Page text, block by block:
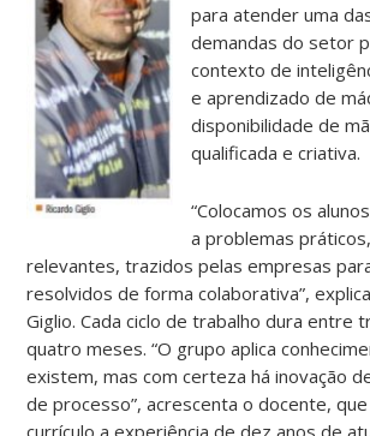
para atender uma
demandas do setor
contexto de
e aprendizado de
disponibilidade de
qualificada e criativa.
“Colocamos os
a problemas práticos,
relevantes, trazidos pelas empresas
resolvidos de forma colaborativa”,
Giglio. Cada ciclo de trabalho dura entre
quatro meses. “O grupo aplica
existem, mas com certeza há inovação
de processo”, acrescenta o docente,
currículo a experiência de dez anos de